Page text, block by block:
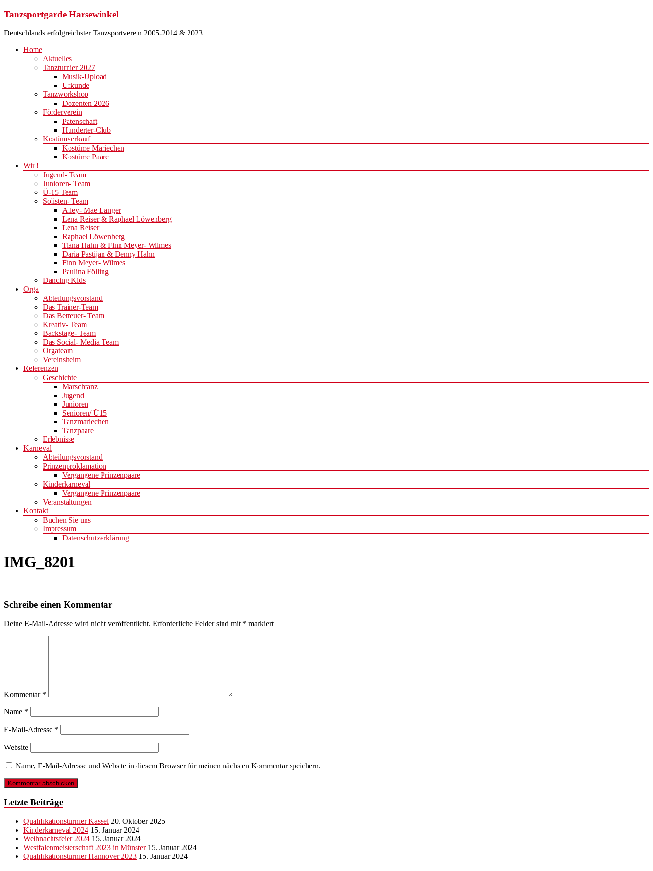
Zum
springen
Tanzsportgarde Harsewinkel
Deutschlands erfolgreichster Tanzsportverein 2005-2014 & 2023
Menü
Home
Aktuelles
Tanzturnier 2027
Musik-Upload
Urkunde
Tanzworkshop
Dozenten 2026
Förderverein
Patenschaft
Hunderter-Club
Kostümverkauf
Kostüme Mariechen
Kostüme Paare
Wir !
Jugend- Team
Junioren- Team
Ü-15 Team
Solisten- Team
Alley- Mae Langer
Lena Reiser & Raphael Löwenberg
Lena Reiser
Raphael Löwenberg
Tiana Hahn & Finn Meyer- Wilmes
Daria Pastijan & Denny Hahn
Finn Meyer- Wilmes
Paulina Fölling
Dancing Kids
Orga
Abteilungsvorstand
Das Trainer-Team
Das Betreuer- Team
Kreativ- Team
Backstage- Team
Das Social- Media Team
Orgateam
Vereinsheim
Referenzen
Geschichte
Marschtanz
Jugend
Junioren
Senioren/ Ü15
Tanzmariechen
Tanzpaare
Erlebnisse
Karneval
Abteilungsvorstand
Prinzenproklamation
Vergangene Prinzenpaare
Kinderkarneval
Vergangene Prinzenpaare
Veranstaltungen
Kontakt
Buchen Sie uns
Impressum
Datenschutzerklärung
IMG_8201
Schreibe einen Kommentar
Deine E-Mail-Adresse wird nicht veröffentlicht. Erforderliche Felder sind mit * markiert
Kommentar *
Name *
E-Mail-Adresse *
Website
Name, E-Mail-Adresse und Website in diesem Browser für meinen nächsten Kommentar speichern.
Letzte Beiträge
Qualifikationsturnier Kassel 20. Oktober 2025
Kinderkarneval 2024 15. Januar 2024
Weihnachtsfeier 2024 15. Januar 2024
Westfalenmeisterschaft 2023 in Münster 15. Januar 2024
Qualifikationsturnier Hannover 2023 15. Januar 2024